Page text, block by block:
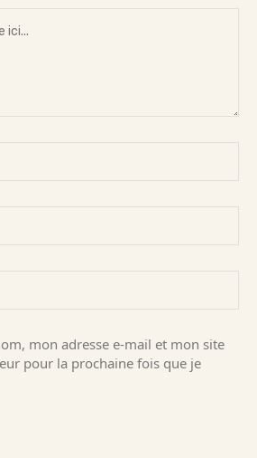
mon adresse e-mail et mon site
pour la prochaine fois que je